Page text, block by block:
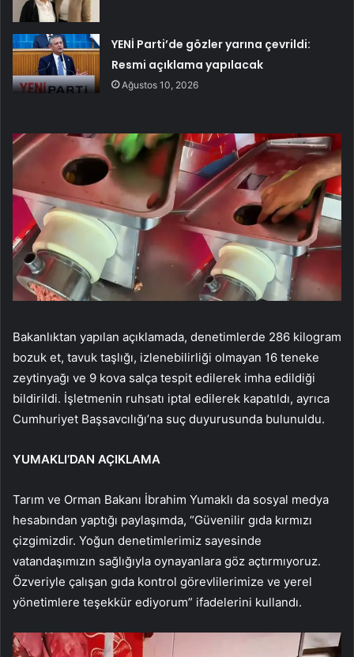
YENİ Parti’de gözler yarına çevrildi:
Resmi açıklama yapılacak
Ağustos 10, 2026
Bakanlıktan yapılan açıklamada, denetimlerde 286 kilogram
bozuk et, tavuk taşlığı, izlenebilirliği olmayan 16 teneke
zeytinyağı ve 9 kova salça tespit edilerek imha edildiği
bildirildi. İşletmenin ruhsatı iptal edilerek kapatıldı, ayrıca
Cumhuriyet Başsavcılığı’na suç duyurusunda bulunuldu.
YUMAKLI’DAN AÇIKLAMA
Tarım ve Orman Bakanı İbrahim Yumaklı da sosyal medya
hesabından yaptığı paylaşımda, “Güvenilir gıda kırmızı
çizgimizdir. Yoğun denetimlerimiz sayesinde
vatandaşımızın sağlığıyla oynayanlara göz açtırmıyoruz.
Özveriyle çalışan gıda kontrol görevlilerimize ve yerel
yönetimlere teşekkür ediyorum” ifadelerini kullandı.